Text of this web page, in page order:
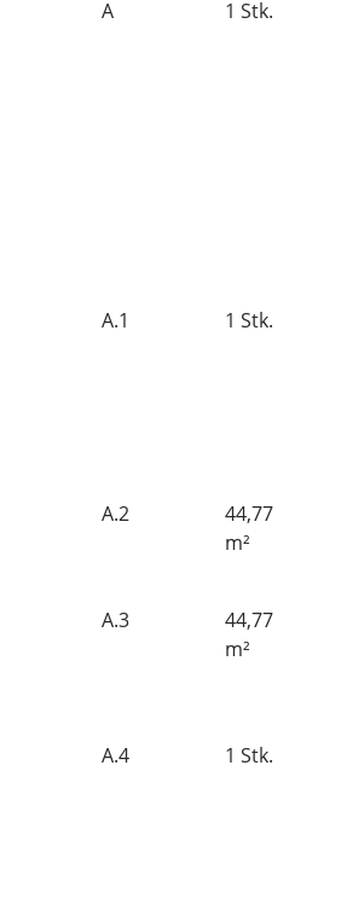
A
1 Stk.
A.1
1 Stk.
A.2
44,77
m²
A.3
44,77
m²
A.4
1 Stk.